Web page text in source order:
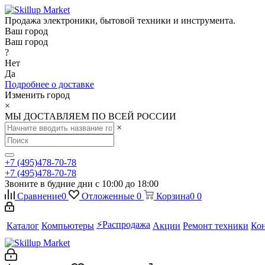
Продажа электроники, бытовой техники и инструмента.
Ваш город
Ваш город
?
Нет
Да
Подробнее о доставке
Изменить город
×
МЫ ДОСТАВЛЯЕМ ПО ВСЕЙ РОССИИ
×
+7 (495)478-70-78
+7 (495)478-70-78
Звоните в будние дни с 10:00 до 18:00
Сравнение0 Отложенные 0 Корзина0 0
Каталог Компьютеры ⚡️Распродажа Акции Ремонт техники